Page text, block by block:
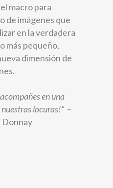
macro para
de imágenes que
en la verdadera
más pequeño,
dimensión de
en una
locuras!“–
Donnay